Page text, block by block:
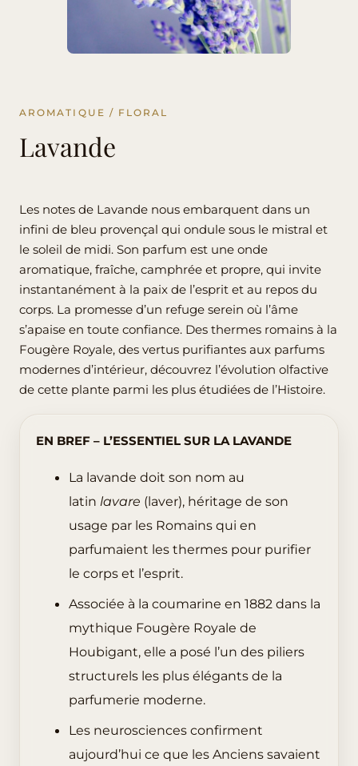
AROMATIQUE / FLORAL
Lavande
Les notes de Lavande nous embarquent dans un
infini de bleu provençal qui ondule sous le mistral et
le soleil de midi. Son parfum est une onde
aromatique, fraîche, camphrée et propre, qui invite
instantanément à la paix de l’esprit et au repos du
corps. La promesse d’un refuge serein où l’âme
s’apaise en toute confiance. Des thermes romains à la
Fougère Royale, des vertus purifiantes aux parfums
modernes d’intérieur, découvrez l’évolution olfactive
de cette plante parmi les plus étudiées de l’Histoire.
EN BREF – L’ESSENTIEL SUR LA LAVANDE
La lavande doit son nom au
latin lavare (laver), héritage de son
usage par les Romains qui en
parfumaient les thermes pour purifier
le corps et l’esprit.
Associée à la coumarine en 1882 dans la
mythique Fougère Royale de
Houbigant, elle a posé l’un des piliers
structurels les plus élégants de la
parfumerie moderne.
Les neurosciences confirment
aujourd’hui ce que les Anciens savaient